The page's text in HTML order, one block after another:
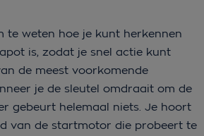
te weten hoe je kunt herkennen
is, zodat je snel actie kunt
de meest voorkomende
je de sleutel omdraait om de
gebeurt helemaal niets. Je hoort
van de startmotor die probeert te